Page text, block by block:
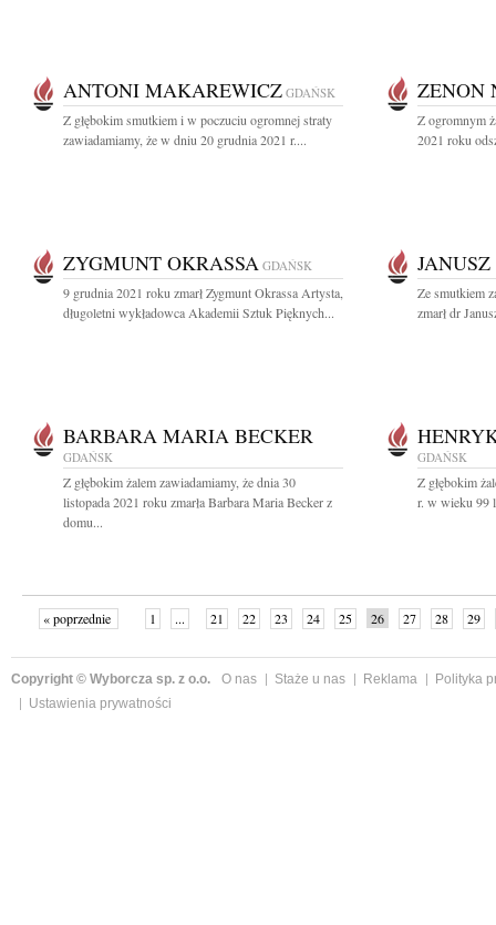
ANTONI MAKAREWICZ GDAŃSK
Z głębokim smutkiem i w poczuciu ogromnej straty
zawiadamiamy, że w dniu 20 grudnia 2021 r....
ZENON
Z ogromnym
2021 roku
ZYGMUNT OKRASSA GDAŃSK
9 grudnia 2021 roku zmarł Zygmunt Okrassa Artysta,
długoletni wykładowca Akademii Sztuk Pięknych...
Ze smutkiem
zmarł dr
BARBARA MARIA BECKER
GDAŃSK
Z głębokim żalem zawiadamiamy, że dnia 30
listopada 2021 roku zmarła Barbara Maria Becker z
domu...
GDAŃSK
Z głębokim
r. w wieku 99
« poprzednie 1 ... 21 22 23 24 25 26 27 28
29
Copyright © Wyborcza sp. z o.o. O nas Staże u nas Reklama
Polityka
Ustawienia prywatności